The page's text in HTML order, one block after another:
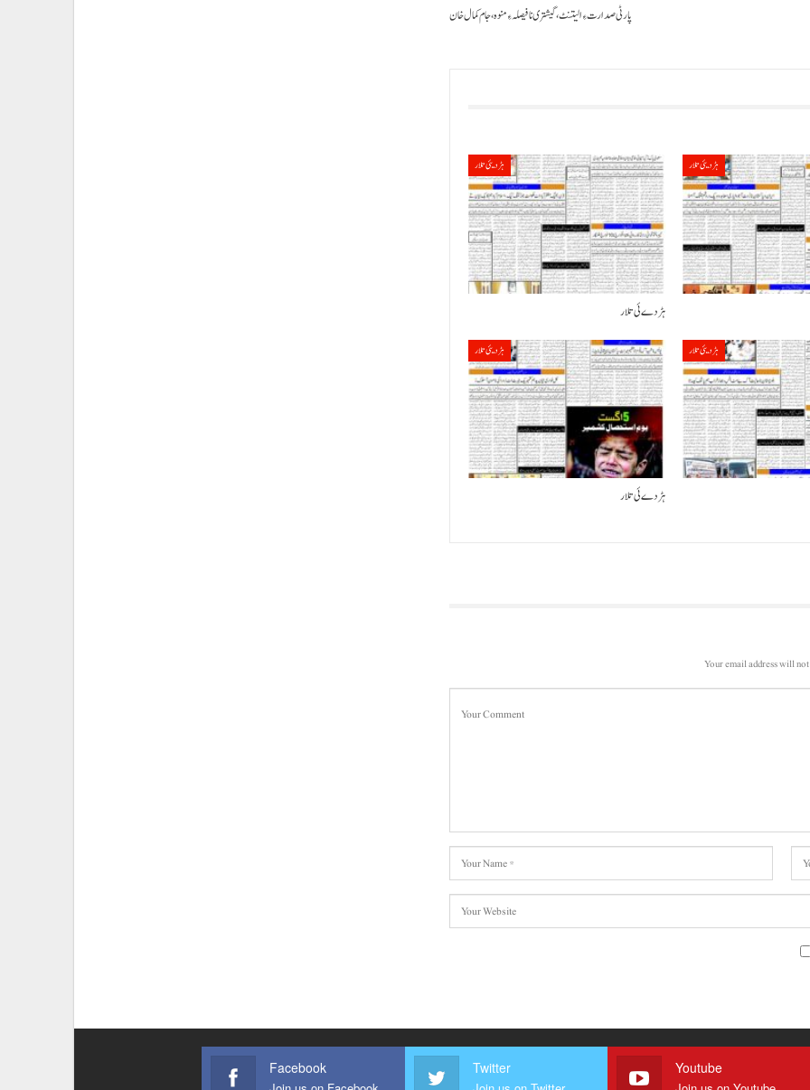
پارٹی صدارت ءِ الیتنٹ، گیشتری نا فیصلہ ءِ منوہ، جام کمال خان
ہڑدیئی تلار
ہڑدے ئی تلار
ہڑدیئی تلار
ہڑدیئی تلار
ہڑدے ئی تلار
ہڑدیئی تلار
Your email address will
Facebook Twitter Youtube